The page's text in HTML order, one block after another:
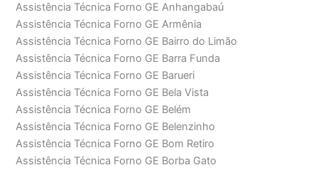
Assistência Técnica Forno GE Anhangabaú
Assistência Técnica Forno GE Armênia
Assistência Técnica Forno GE Bairro do Limão
Assistência Técnica Forno GE Barra Funda
Assistência Técnica Forno GE Barueri
Assistência Técnica Forno GE Bela Vista
Assistência Técnica Forno GE Belém
Assistência Técnica Forno GE Belenzinho
Assistência Técnica Forno GE Bom Retiro
Assistência Técnica Forno GE Borba Gato